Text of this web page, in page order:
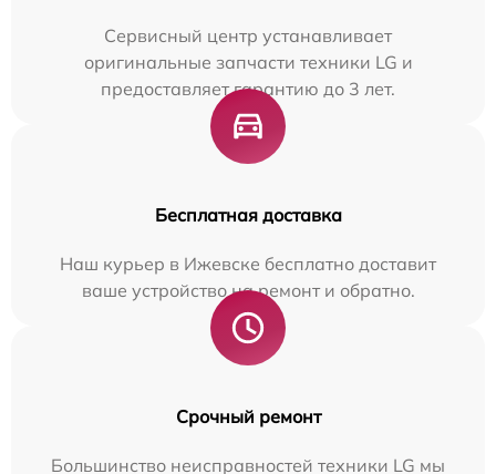
Сервисный центр устанавливает
оригинальные запчасти техники LG и
предоставляет гарантию до 3 лет.
Бесплатная доставка
Наш курьер в Ижевске бесплатно доставит
ваше устройство на ремонт и обратно.
Срочный ремонт
Большинство неисправностей техники LG мы